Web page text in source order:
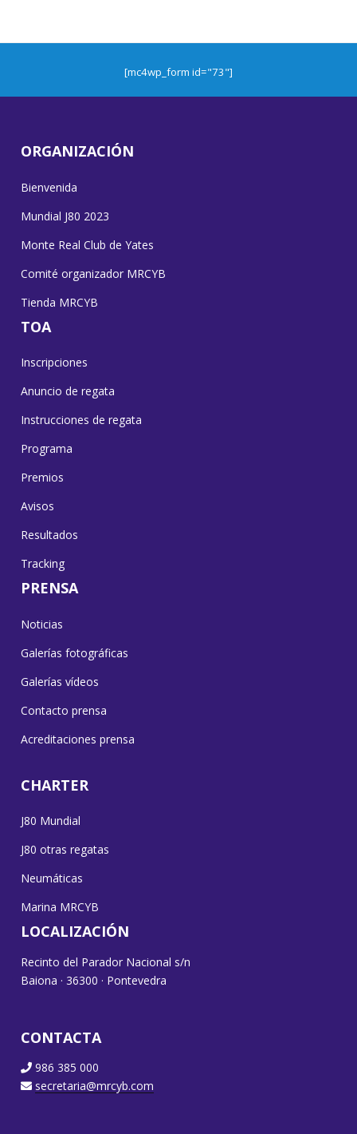
[mc4wp_form id="73"]
ORGANIZACIÓN
Bienvenida
Mundial J80 2023
Monte Real Club de Yates
Comité organizador MRCYB
Tienda MRCYB
TOA
Inscripciones
Anuncio de regata
Instrucciones de regata
Programa
Premios
Avisos
Resultados
Tracking
PRENSA
Noticias
Galerías fotográficas
Galerías vídeos
Contacto prensa
Acreditaciones prensa
CHARTER
J80 Mundial
J80 otras regatas
Neumáticas
Marina MRCYB
LOCALIZACIÓN
Recinto del Parador Nacional s/n
Baiona · 36300 · Pontevedra
CONTACTA
986 385 000
secretaria@mrcyb.com